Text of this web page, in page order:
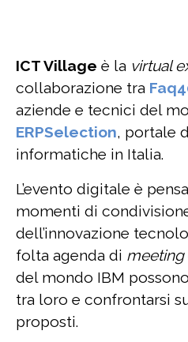
ICT Village è la virtual
collaborazione tra
aziende e tecnici del
ERPSelection, portale
informatiche in Italia.
L’evento digitale è
momenti di
dell’innovazione
folta agenda di meeting
del mondo IBM
tra loro e confrontarsi
proposti.